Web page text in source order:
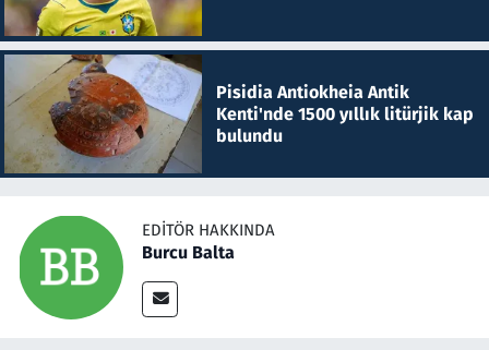
Pisidia Antiokheia Antik
Kenti'nde 1500 yıllık litürjik kap
bulundu
EDITÖR HAKKINDA
Burcu Balta